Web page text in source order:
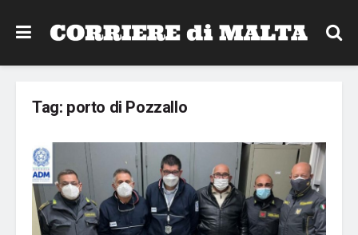
Tag: porto di Pozzallo